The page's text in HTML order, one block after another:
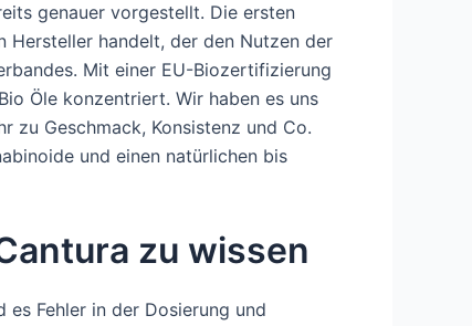
genauer vorgestellt. Die ersten
Hersteller handelt, der den Nutzen der
Mit einer EU-Biozertifizierung
Öle konzentriert. Wir haben es uns
zu Geschmack, Konsistenz und Co.
und einen natürlichen bis
zu wissen
Fehler in der Dosierung und